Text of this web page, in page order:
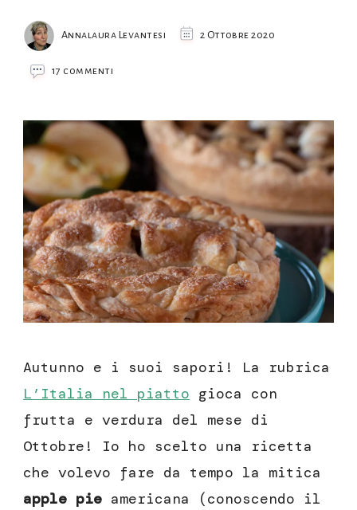
Annalaura Levantesi 2 Ottobre 2020
17 commenti
con
mele
rosa
dei
Sibillini
Autunno e i suoi sapori! La rubrica
L’Italia nel piatto gioca con
frutta e verdura del mese di
Ottobre! Io ho scelto una ricetta
che volevo fare da tempo la mitica
apple pie americana (conoscendo il